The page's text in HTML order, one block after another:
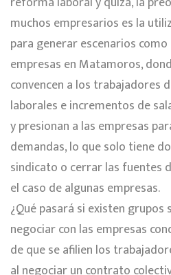
muchos empresarios es la
para generar escenarios
empresas en Matamoros,
convencen a los trabajadores
laborales e incrementos de
y presionan a las empresas
demandas, lo que solo tiene
sindicato o cerrar las fuentes
el caso de algunas empresas.
¿Qué pasará si existen
negociar con las empresas
de que se afilien los